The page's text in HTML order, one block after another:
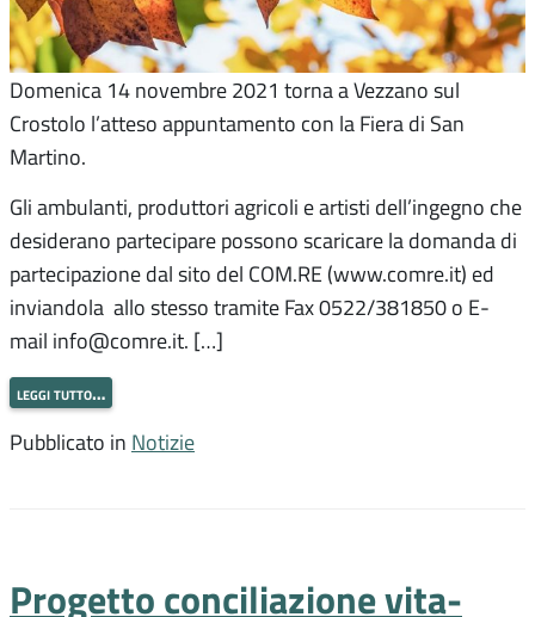
Domenica 14 novembre 2021 torna a Vezzano sul
Crostolo l’atteso appuntamento con la Fiera di San
Martino.
Gli ambulanti, produttori agricoli e artisti dell’ingegno che
desiderano partecipare possono scaricare la domanda di
partecipazione dal sito del COM.RE (www.comre.it) ed
inviandola allo stesso tramite Fax 0522/381850 o E-
mail info@comre.it. […]
leggi tutto…
Pubblicato in Notizie
Progetto conciliazione vita-